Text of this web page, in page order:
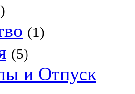
(1)
(5)
и Отпуск